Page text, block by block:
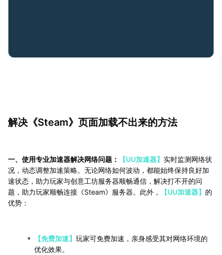
解决《Steam》页面加载不出来的方法
一、使用专业加速器解决网络问题： 【UU加速器】 实时监测网络状
况，动态调整加速策略。无论网络如何波动，都能始终保持良好加
速状态，助力玩家与创意工坊服务器顺畅通信，解决打不开的问
题，助力玩家顺畅连接《Steam》服务器。此外，
【UU加速器】 的
优势：
【免费加速】 玩家可免费加速，亲身感受其对网络环境的
优化效果。